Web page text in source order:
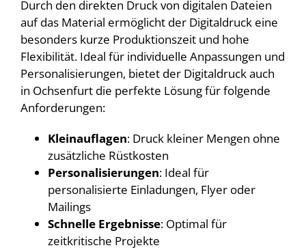
Durch den direkten Druck von digitalen Dateien
auf das Material ermöglicht der Digitaldruck eine
besonders kurze Produktionszeit und hohe
Flexibilität. Ideal für individuelle Anpassungen und
Personalisierungen, bietet der Digitaldruck auch
in Ochsenfurt die perfekte Lösung für folgende
Anforderungen:
Kleinauflagen: Druck kleiner Mengen ohne
zusätzliche Rüstkosten
Personalisierungen: Ideal für
personalisierte Einladungen, Flyer oder
Mailings
Schnelle Ergebnisse: Optimal für
zeitkritische Projekte